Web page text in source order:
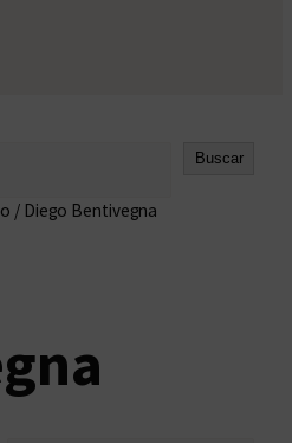
Buscar
/ Diego Bentivegna